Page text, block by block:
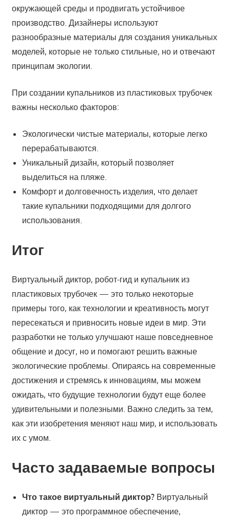
окружающей среды и продвигать устойчивое
производство. Дизайнеры используют
разнообразные материалы для создания уникальных
моделей, которые не только стильные, но и отвечают
принципам экологии.
При создании купальников из пластиковых трубочек
важны несколько факторов:
Экологически чистые материалы, которые легко
перерабатываются.
Уникальный дизайн, который позволяет
выделиться на пляже.
Комфорт и долговечность изделия, что делает
такие купальники подходящими для долгого
использования.
Итог
Виртуальный диктор, робот-гид и купальник из
пластиковых трубочек — это только некоторые
примеры того, как технологии и креативность могут
пересекаться и привносить новые идеи в мир. Эти
разработки не только улучшают наше повседневное
общение и досуг, но и помогают решить важные
экологические проблемы. Опираясь на современные
достижения и стремясь к инновациям, мы можем
ожидать, что будущие технологии будут еще более
удивительными и полезными. Важно следить за тем,
как эти изобретения меняют наш мир, и использовать
их с умом.
Часто задаваемые вопросы
Что такое виртуальный диктор?Виртуальный
диктор — это программное обеспечение,